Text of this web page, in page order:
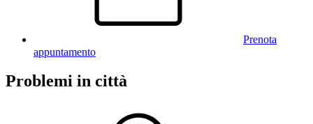
Prenota
appuntamento
Problemi in città